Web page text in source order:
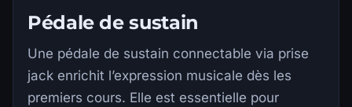
Pédale de sustain
Une pédale de sustain connectable via prise
jack enrichit l’expression musicale dès les
premiers cours. Elle est essentielle pour